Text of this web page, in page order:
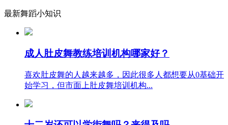
最新舞蹈小知识
成人肚皮舞教练培训机构哪家好？
喜欢肚皮舞的人越来越多，因此很多人都想要从0基础开
始学习，但市面上肚皮舞培训机构...